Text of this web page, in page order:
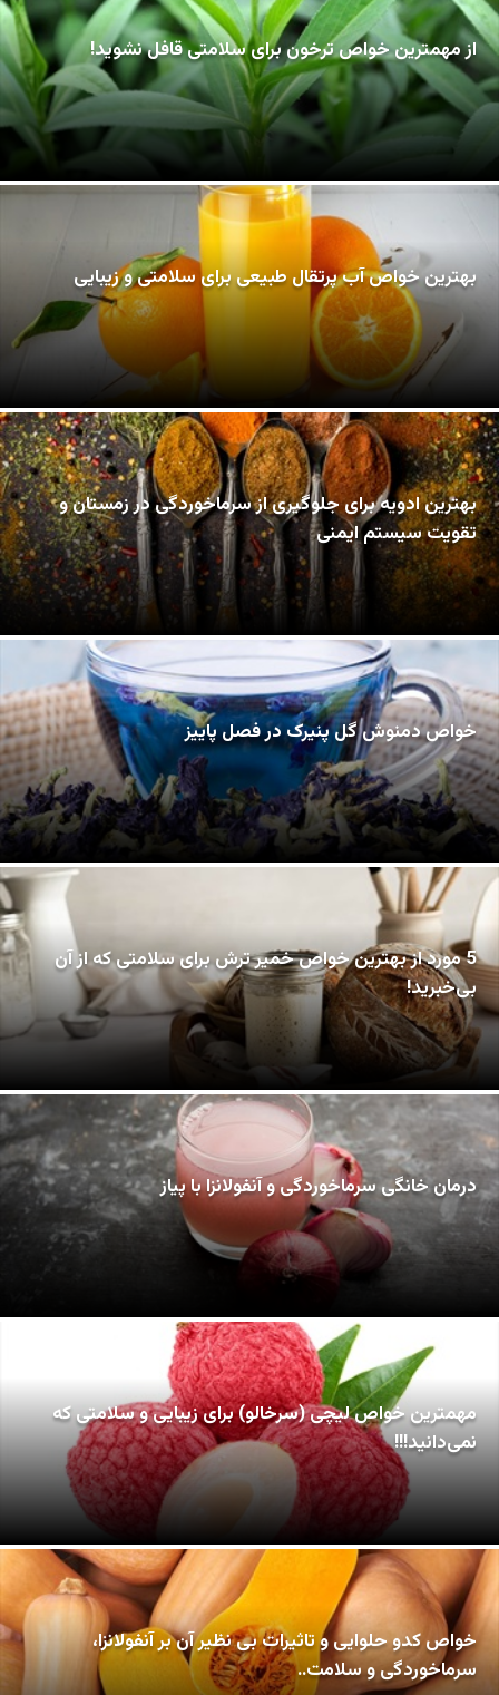
از مهمترین خواص ترخون برای سلامتی قافل نشوید!
بهترین خواص آب پرتقال طبیعی برای سلامتی و زیبایی
بهترین ادویه برای جلوگیری از سرماخوردگی در زمستان و
تقویت سیستم ایمنی
خواص دمنوش گل پنیرک در فصل پاییز
5 مورد از بهترین خواص خمیر ترش برای سلامتی که از آن
بی‌خبرید!
درمان خانگی سرماخوردگی و آنفولانزا با پیاز
مهمترین خواص لیچی (سرخالو) برای زیبایی و سلامتی که
نمی‌دانید!!!
خواص کدو حلوایی و تاثیرات بی نظیر آن بر آنفولانزا،
سرماخوردگی و سلامت..